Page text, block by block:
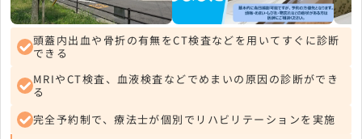
頭蓋内出血や骨折の有無をCT検査などを用いてすぐに診断
できる
MRIやCT検査、血液検査などでめまいの原因の診断ができ
る
完全予約制で、療法士が個別でリハビリテーションを実施